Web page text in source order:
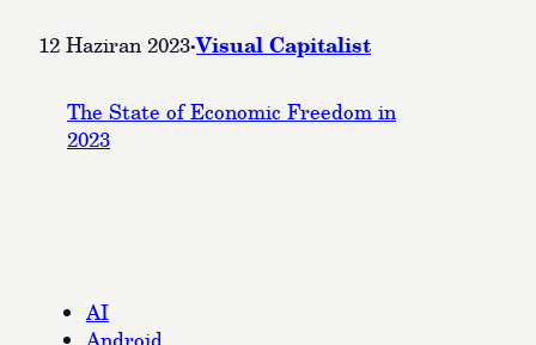
12 Haziran 2023·Visual Capitalist
The State of Economic Freedom in
2023
AI